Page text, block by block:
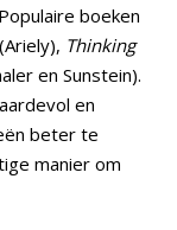
boeken
Thinking
en Sunstein).
en
beter te
manier om